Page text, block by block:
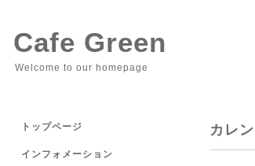
Cafe Green
Welcome to our homepage
カレ
トップページ
インフォメーション